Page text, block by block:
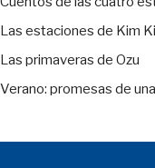
Las estaciones de Kim
Las primaveras de Ozu
Verano: promesas de